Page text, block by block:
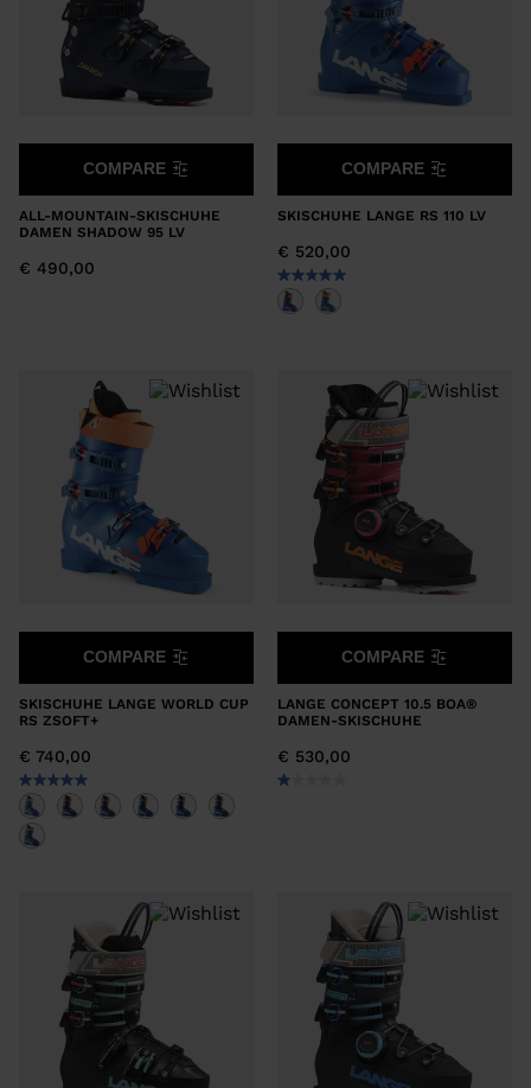
ALL-MOUNTAIN-SKISCHUHE
DAMEN SHADOW 95 LV
€ 490,00
COMPARE
SKISCHUHE LANGE RS 110 LV
€ 520,00
COMPARE
SKISCHUHE LANGE WORLD CUP
RS ZSOFT+
€ 740,00
COMPARE
LANGE CONCEPT 10.5 BOA®
DAMEN-SKISCHUHE
€ 530,00
COMPARE